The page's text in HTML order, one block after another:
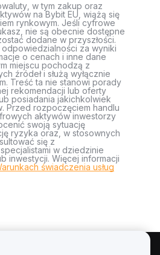
w tym zakup oraz
na Bybit EU, wiążą się
rynkowym. Jeśli cyfrowe
nie są obecnie dostępne
dodane w przyszłości.
za wyniki
o cenach i inne dane
miejscu pochodzą z
źródeł i służą wyłącznie
Treść ta nie stanowi porady
rekomendacji lub oferty
posiadania jakichkolwiek
Przed rozpoczęciem handlu
aktywów inwestorzy
swoją sytuację
ryzyka oraz, w stosownych
się z
w dziedzinie
inwestycji. Więcej informacji
świadczenia usług